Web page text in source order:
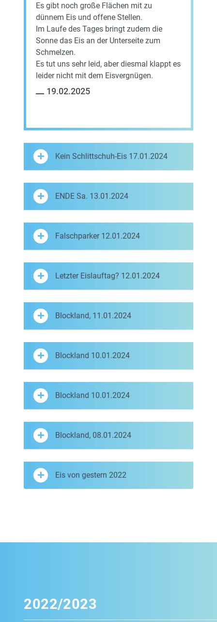
Es gibt noch große Flächen mit zu
dünnem Eis und offene Stellen.
Im Laufe des Tages bringt zudem die
Sonne das Eis an der Unterseite zum
Schmelzen.
Es tut uns sehr leid, aber diesmal klappt es
leider nicht mit dem Eisvergnügen.
19.02.2025
Kein Schlittschuh-Eis 17.01.2024
ENDE Sa. 13.01.2024
Falschparker 12.01.2024
Letzter Eislauftag? 12.01.2024
Blockland, 11.01.2024
Blockland 10.01.2024
Blockland 10.01.2024
Blockland, 08.01.2024
Eis von gestern 2022
2022/2023